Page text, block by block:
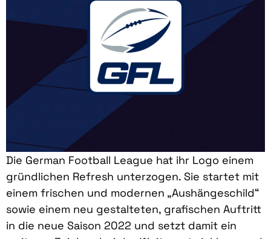
Die German Football League hat ihr Logo einem
gründlichen Refresh unterzogen. Sie startet mit
einem frischen und modernen „Aushängeschild“
sowie einem neu gestalteten, grafischen Auftritt
in die neue Saison 2022 und setzt damit ein